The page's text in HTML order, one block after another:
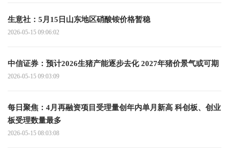
生意社：5月15日山东地区硝酸铵价格暂稳
2026-05-15 09:06:02
中信证券：预计2026生猪产能逐步去化 2027年猪价景气或可期
2026-05-15 09:03:09
每日聚焦：4月再融资项目受理量创年内单月新高 科创板、创业
板受理数量最多
2026-05-15 08:03:08